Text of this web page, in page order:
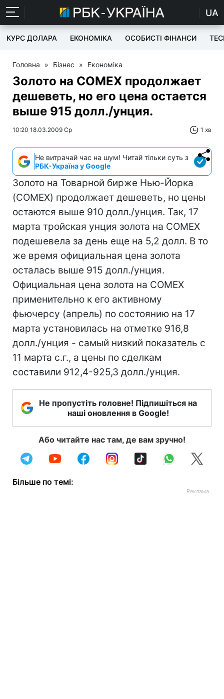
UA
КУРС ДОЛАРА ЕКОНОМІКА ОСОБИСТІ ФІНАНСИ
Головна » Бізнес » Економіка
Золото на COMEX продолжает
дешеветь, но его цена остается
выше 915 долл./унция.
10:20 18.03.2009 Ср 1 хв
Не витрачай час на шум! Читай тільки суть з
РБК-Україна у Google
Золото на Товарной бирже Нью-Йорка
(COMEX) продолжает дешеветь, но цены
остаются выше 910 долл./унция. Так, 17
марта тройская унция золота на COMEX
подешевела за день еще на 5,2 долл. В то
же время официальная цена золота
осталась выше 915 долл./унция.
Официальная цена золота на COMEX
применительно к его активному
фьючерсу (апрель) по состоянию на 17
марта установилась на отметке 916,8
долл./унция - самый низкий показатель с
11 марта с.г., а цены по сделкам
составили 912,4-925,3 долл./унция.
Не пропустіть головне! Підпишіться на
наші оновлення в Google!
Або читайте нас там, де вам зручно!
Більше по темі: